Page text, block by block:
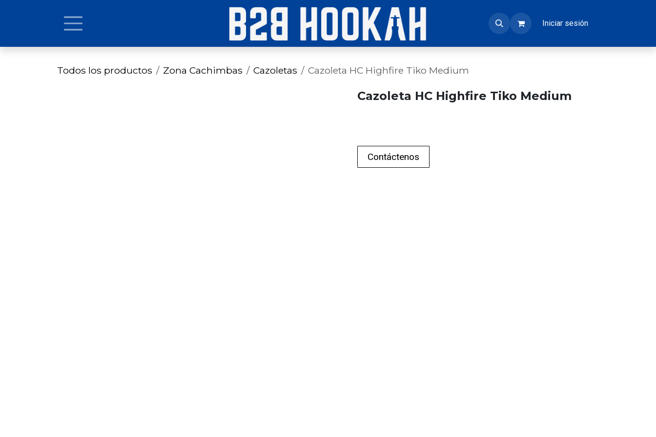
Iniciar sesión
Todos los productos Zona Cachimbas Cazoletas Cazoleta HC Highfire Tiko Medium
Cazoleta HC Highfire Tiko Medium
Contáctenos